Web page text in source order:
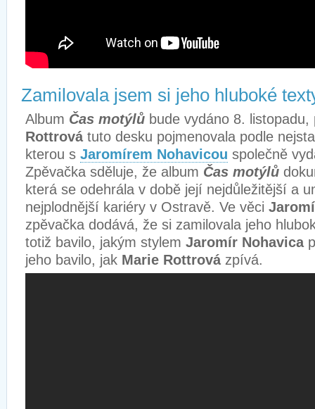
Zamilovala jsem si jeho hluboké
Album Čas motýlů bude vydáno 8.
Rottrová tuto desku pojmenovala podle
kterou s Jaromírem Nohavicou společně
Zpěvačka sděluje, že album Čas motýlů
která se odehrála v době její nejdůležitější a
nejplodnější kariéry v Ostravě. Ve věci
zpěvačka dodává, že si zamilovala jeho
totiž bavilo, jakým stylem Jaromír Nohavica
jeho bavilo, jak Marie Rottrová zpívá.